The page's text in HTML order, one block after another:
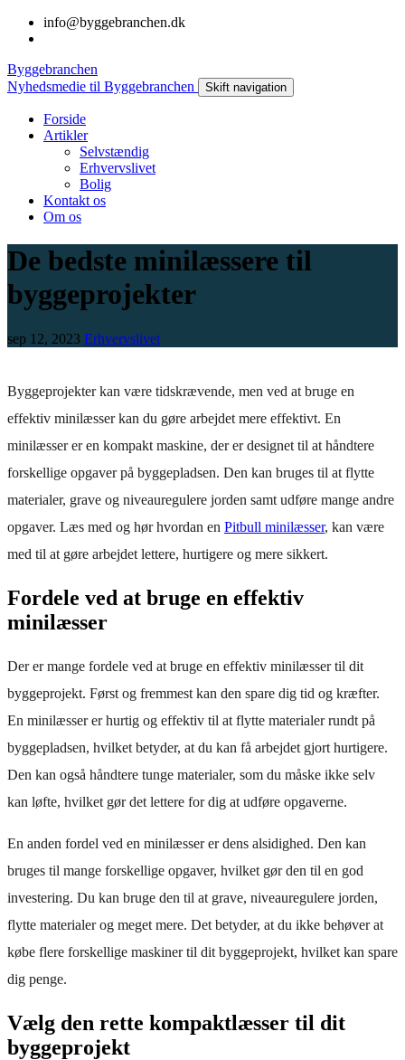
info@byggebranchen.dk
Byggebranchen
Nyhedsmedie til Byggebranchen
Skift navigation
Forside
Artikler
Selvstændig
Erhvervslivet
Bolig
Kontakt os
Om os
De bedste minilæssere til
byggeprojekter
sep 12, 2023 Erhvervslivet
Byggeprojekter kan være tidskrævende, men ved at bruge en
effektiv minilæsser kan du gøre arbejdet mere effektivt. En
minilæsser er en kompakt maskine, der er designet til at håndtere
forskellige opgaver på byggepladsen. Den kan bruges til at flytte
materialer, grave og niveauregulere jorden samt udføre mange andre
opgaver. Læs med og hør hvordan en Pitbull minilæsser, kan være
med til at gøre arbejdet lettere, hurtigere og mere sikkert.
Fordele ved at bruge en effektiv
minilæsser
Der er mange fordele ved at bruge en effektiv minilæsser til dit
byggeprojekt. Først og fremmest kan den spare dig tid og kræfter.
En minilæsser er hurtig og effektiv til at flytte materialer rundt på
byggepladsen, hvilket betyder, at du kan få arbejdet gjort hurtigere.
Den kan også håndtere tunge materialer, som du måske ikke selv
kan løfte, hvilket gør det lettere for dig at udføre opgaverne.
En anden fordel ved en minilæsser er dens alsidighed. Den kan
bruges til mange forskellige opgaver, hvilket gør den til en god
investering. Du kan bruge den til at grave, niveauregulere jorden,
flytte materialer og meget mere. Det betyder, at du ikke behøver at
købe flere forskellige maskiner til dit byggeprojekt, hvilket kan spare
dig penge.
Vælg den rette kompaktlæsser til dit
byggeprojekt